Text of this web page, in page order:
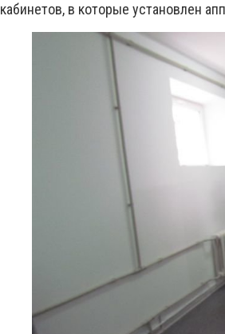
кабинетов, в которые установлен